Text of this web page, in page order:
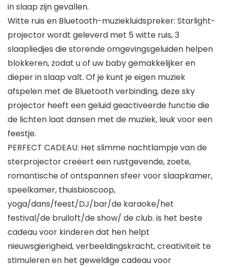
in slaap zijn gevallen.
Witte ruis en Bluetooth-muziekluidspreker: Starlight-
projector wordt geleverd met 5 witte ruis, 3
slaapliedjes die storende omgevingsgeluiden helpen
blokkeren, zodat u of uw baby gemakkelijker en
dieper in slaap valt. Of je kunt je eigen muziek
afspelen met de Bluetooth verbinding, deze sky
projector heeft een geluid geactiveerde functie die
de lichten laat dansen met de muziek, leuk voor een
feestje.
PERFECT CADEAU: Het slimme nachtlampje van de
sterprojector creëert een rustgevende, zoete,
romantische of ontspannen sfeer voor slaapkamer,
speelkamer, thuisbioscoop,
yoga/dans/feest/DJ/bar/de karaoke/het
festival/de bruiloft/de show/ de club. is het beste
cadeau voor kinderen dat hen helpt
nieuwsgierigheid, verbeeldingskracht, creativiteit te
stimuleren en het geweldige cadeau voor